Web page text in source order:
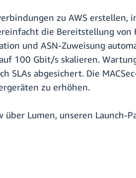
zu AWS erstellen,
die Bereitstellung
und ASN-Zuweisung
100 Gbit/s skalieren.
SLAs abgesichert. Die
zu erhöhen.
Lumen, unseren Launch-